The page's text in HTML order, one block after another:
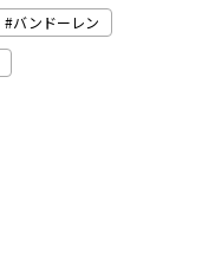
バンドーレン